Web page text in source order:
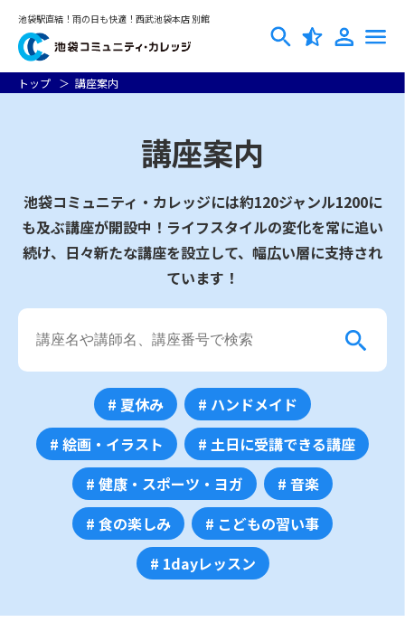
池袋駅直結！雨の日も快適！西武池袋本店 別館
トップ 講座案内
講座案内
池袋コミュニティ・カレッジには約120ジャンル1200に
も及ぶ講座が開設中！ ライフスタイルの変化を常に追い
続け、日々新たな講座を設立して、幅広い層に支持され
ています！
# 夏休み
# ハンドメイド
# 絵画・イラスト
# 土日に受講できる講座
# 健康・スポーツ・ヨガ
# 音楽
# 食の楽しみ
# こどもの習い事
# 1dayレッスン